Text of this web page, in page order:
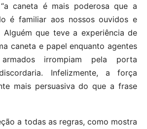
caneta é mais poderosa que a
é familiar aos nossos ouvidos e
Alguém que teve a experiência de
caneta e papel enquanto agentes
irrompiam pela porta
Infelizmente, a força
mais persuasiva do que a frase
a todas as regras, como mostra